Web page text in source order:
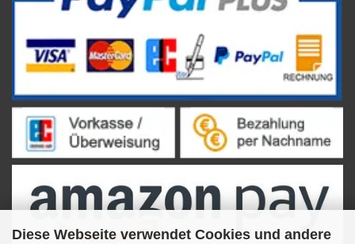
Diese Webseite verwendet Cookies und andere